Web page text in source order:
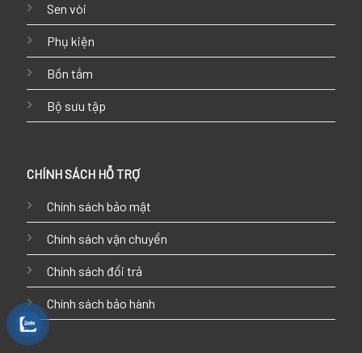
Sen vòi
Phụ kiện
Bồn tắm
Bộ sưu tập
CHÍNH SÁCH HỖ TRỢ
Chính sách bảo mật
Chính sách vận chuyển
Chính sách đổi trả
Chính sách bảo hành